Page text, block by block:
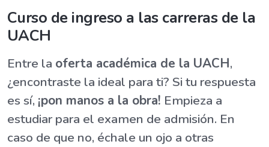
Curso de ingreso a las carreras de la
UACH
Entre la oferta académica de la UACH,
¿encontraste la ideal para ti? Si tu respuesta
es sí, ¡pon manos a la obra! Empieza a
estudiar para el examen de admisión. En
caso de que no, échale un ojo a otras